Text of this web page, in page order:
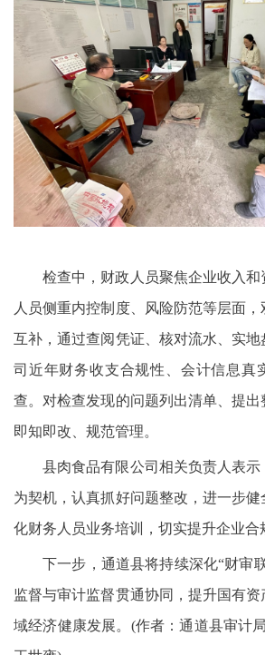
检查中，财政人员聚焦企业收入
人员侧重内控制度、风险防范等层面
互补，通过查阅凭证、核对流水、实
司近年财务收支合规性、会计信息真
查。对检查发现的问题列出清单、提
即知即改、规范管理。
县肉食品有限公司相关负责人表
为契机，认真抓好问题整改，进一步
化财务人员业务培训，切实提升企业合
下一步，通道县将持续深化“财审
监督与审计监督贯通协同，提升国有
域经济健康发展。(作者：通道县审计